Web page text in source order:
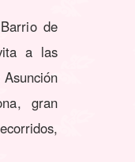
de
a las
gran